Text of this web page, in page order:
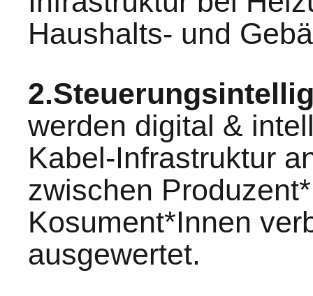
Haushalts- und
werden digital &
Kabel-Infrastruktur
zwischen
Kosument*Innen
ausgewertet.